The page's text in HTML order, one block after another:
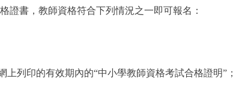
書，教師資格符合下列情況之一即可報名：
列印的有效期內的“中小學教師資格考試合格證明”；